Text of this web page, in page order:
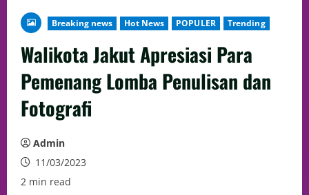
Breaking news Hot News POPULER Trending
Walikota Jakut Apresiasi Para
Pemenang Lomba Penulisan dan
Fotografi
Admin
11/03/2023
2 min read